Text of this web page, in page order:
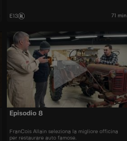
E13 71 min
Episodio 8
FranCois Allain seleziona la migliore officina
per restaurare auto famose.